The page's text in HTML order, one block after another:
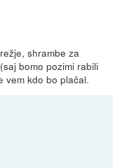
shrambe za
bomo pozimi rabili
vem kdo bo plačal.